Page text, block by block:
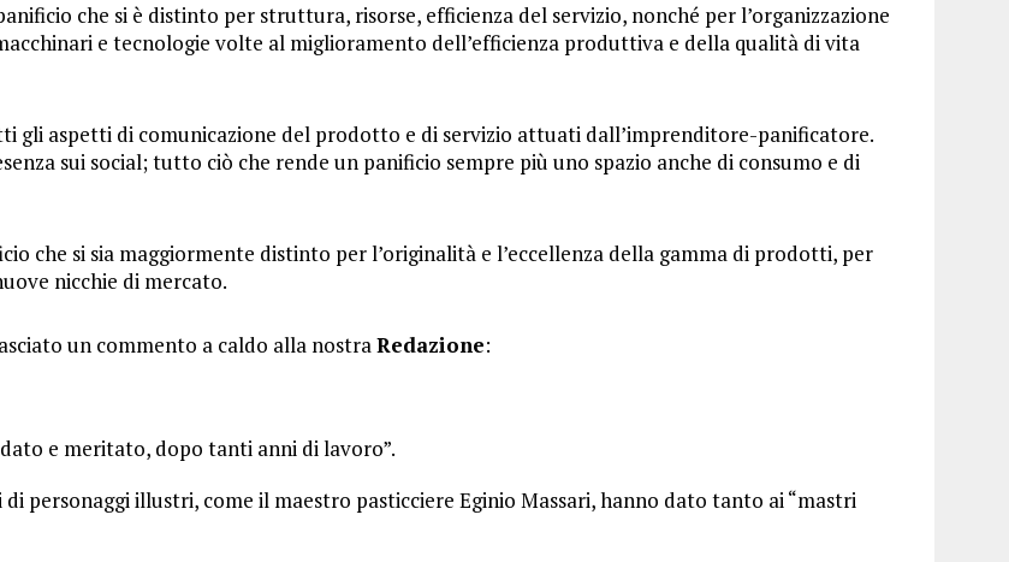
che si è distinto per struttura, risorse, efficienza del servizio, nonché per l’organizzazione
e tecnologie volte al miglioramento dell’efficienza produttiva e della qualità di vita
gli aspetti di comunicazione del prodotto e di servizio attuati dall’imprenditore-panificatore.
sui social; tutto ciò che rende un panificio sempre più uno spazio anche di consumo e di
che si sia maggiormente distinto per l’originalità e l’eccellenza della gamma di prodotti, per
nicchie di mercato.
un commento a caldo alla nostraRedazione:
e meritato, dopo tanti anni di lavoro”.
personaggi illustri, come il maestro pasticciere Eginio Massari, hanno dato tanto ai “mastri